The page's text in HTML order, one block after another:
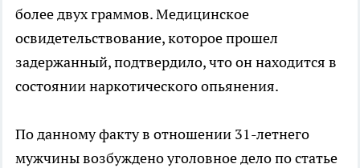
более двух граммов. Медицинское
освидетельствование, которое прошел
задержанный, подтвердило, что он находится в
состоянии наркотического опьянения.
По данному факту в отношении 31-летнего
мужчины возбуждено уголовное дело по статье